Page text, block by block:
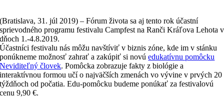
(Bratislava, 31. júl 2019) – Fórum života sa aj tento rok účastní
sprievodného programu festivalu Campfest na Ranči Kráľova Lehota v
dňoch 1.-4.8.2019.
Účastníci festivalu nás môžu navštíviť v biznis zóne, kde im v stánku
ponúkneme možnosť zahrať a zakúpiť si novúedukatívnu pomôcku
Neviditeľný človek. Pomôcka zobrazuje fakty z biológie a
interaktívnou formou učí o najväčších zmenách vo vývine v prvých 20
týždňoch od počatia. Edu-pomôcku budeme ponúkať za festivalovú
cenu 9,90 €.